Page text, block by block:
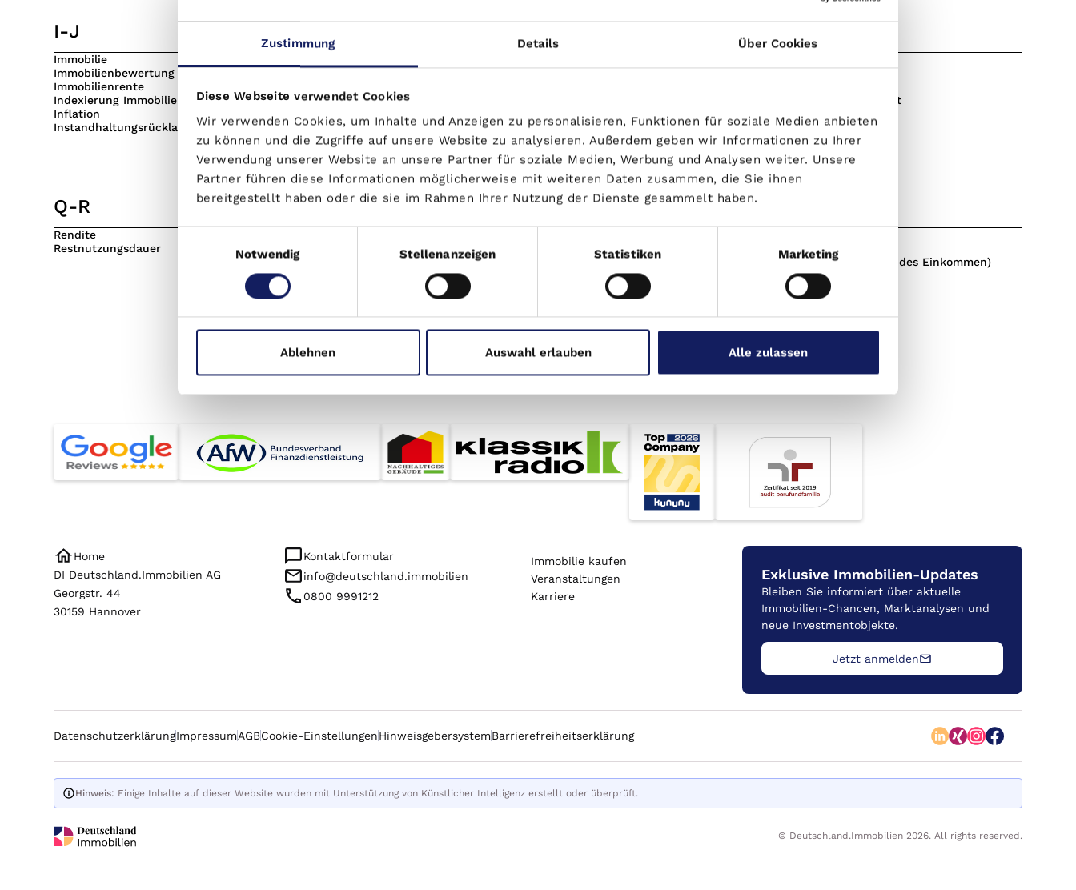
Zustimmung Details Über Cookies
Diese Webseite verwendet Cookies
Wir verwenden Cookies, um Inhalte und Anzeigen zu personalisieren, Funktionen für soziale Medien anbieten
zu können und die Zugriffe auf unsere Website zu analysieren. Außerdem geben wir Informationen zu Ihrer
Verwendung unserer Website an unsere Partner für soziale Medien, Werbung und Analysen weiter. Unsere
Partner führen diese Informationen möglicherweise mit weiteren Daten zusammen, die Sie ihnen
bereitgestellt haben oder die sie im Rahmen Ihrer Nutzung der Dienste gesammelt haben.
Notwendig
Stellenanzeigen Statistiken Marketing
Ablehnen Auswahl erlauben Alle zulassen
I-J
Immobilie
Immobilienbewertung
Immobilienrente
Indexierung Immobilien
Inflation
Instandhaltungsrücklage
Kirchensteuer
Lage
Leverage-Effekt
Mietzins
Nebenkosten
Nominalzins
Notar
Notaranderkonto
Pflegebedürftigkeit
Portfolio
Q-R
Rendite
Restnutzungsdauer
S-T U-V
Vermögensdiversifizierung
Verwalter
Vorfälligkeitsentschädigung
Zinsbindungsfrist
ZvE (zu versteuerndes Einkommen)
Home
DI Deutschland.Immobilien AG
Georgstr. 44
30159 Hannover
Kontaktformular
info@deutschland.immobilien
0800 9991212
Immobilie kaufen
Veranstaltungen
Karriere
Exklusive Immobilien-Updates
Bleiben Sie informiert über aktuelle
Immobilien-Chancen, Marktanalysen und
neue Investmentobjekte.
Jetzt anmelden
DatenschutzerklärungImpressumAGBCookie-EinstellungenHinweisgebersystemBarrierefreiheitserklärung
Hinweis: Einige Inhalte auf dieser Website wurden mit Unterstützung von Künstlicher Intelligenz erstellt oder überprüft.
© Deutschland.Immobilien 2026. All rights reserved.